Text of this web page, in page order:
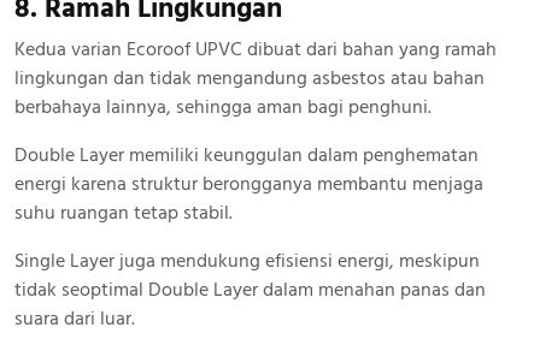
8. Ramah Lingkungan
Kedua varian Ecoroof UPVC dibuat dari bahan yang ramah
lingkungan dan tidak mengandung asbestos atau bahan
berbahaya lainnya, sehingga aman bagi penghuni.
Double Layer memiliki keunggulan dalam penghematan
energi karena struktur berongganya membantu menjaga
suhu ruangan tetap stabil.
Single Layer juga mendukung efisiensi energi, meskipun
tidak seoptimal Double Layer dalam menahan panas dan
suara dari luar.